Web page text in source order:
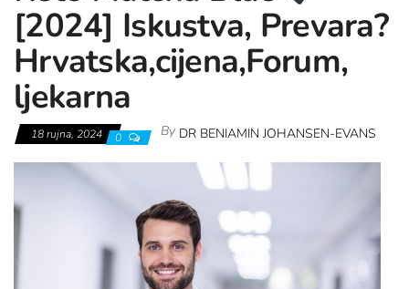
[2024] Iskustva, Prevara?
Hrvatska,cijena,Forum,
ljekarna
18 rujna, 2024 0 By DR BENIAMIN JOHANSEN-EVANS